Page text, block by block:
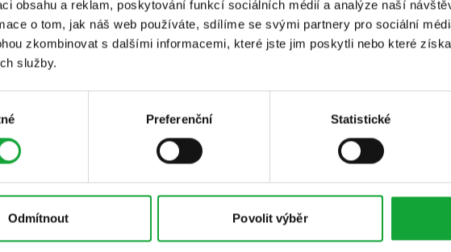
obsahu a reklam, poskytování funkcí sociálních médií a analýze naší
o tom, jak náš web používáte, sdílíme se svými partnery pro sociální
zkombinovat s dalšími informacemi, které jste jim poskytli nebo které
služby.
Preferenční Statistické
Odmítnout Povolit výběr